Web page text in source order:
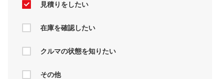
見積りをしたい
在庫を確認したい
クルマの状態を知りたい
その他